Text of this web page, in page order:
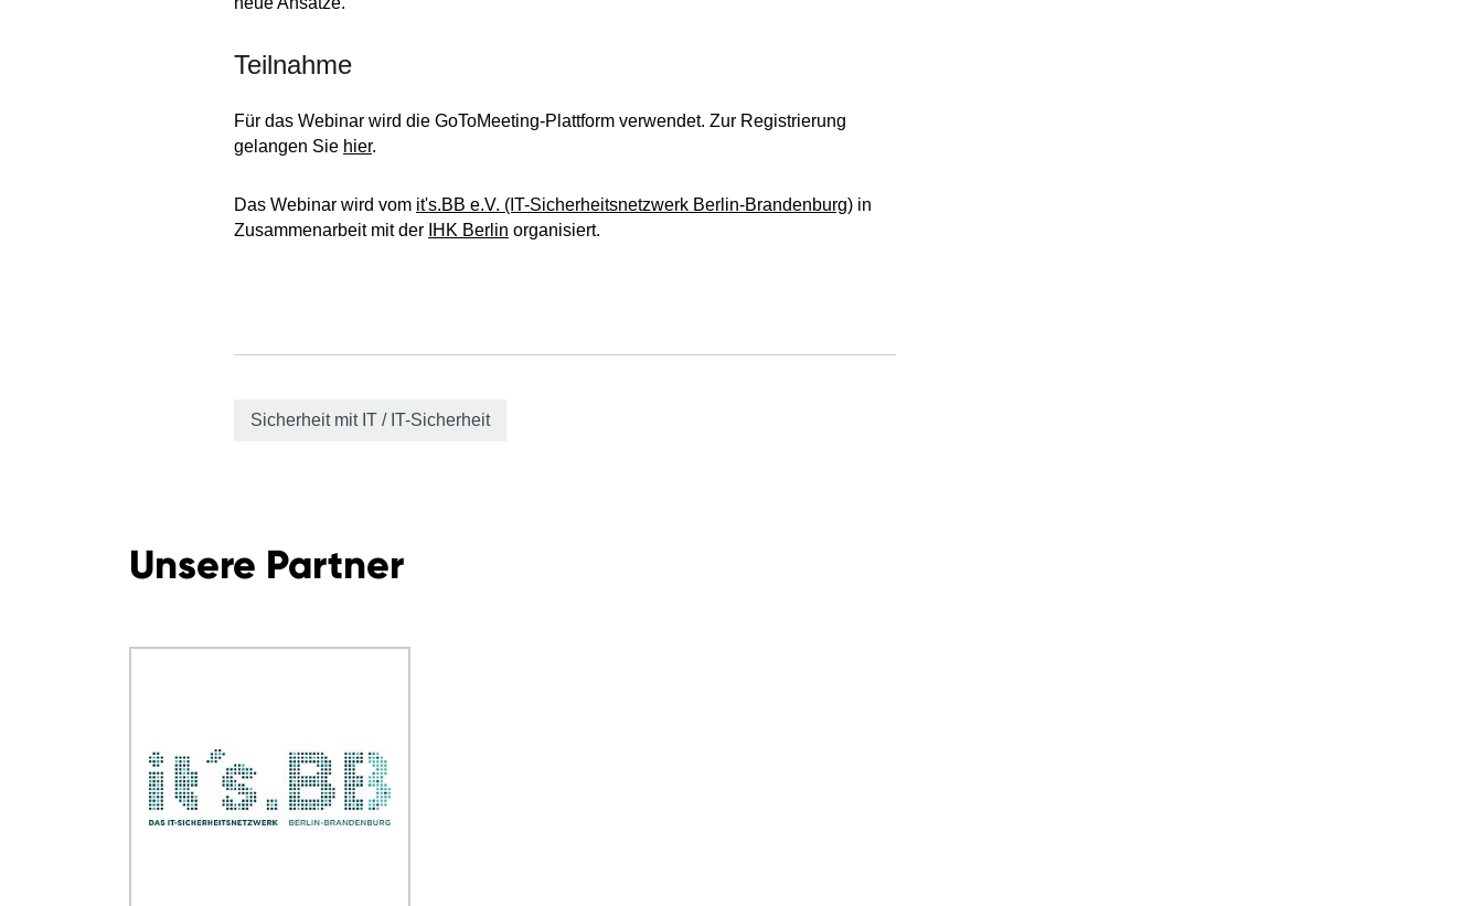
Teilnahme
Für das Webinar wird die GoToMeeting-Plattform verwendet. Zur Registrierung
gelangen Sie hier.
Das Webinar wird vom it's.BB e.V. (IT-Sicherheitsnetzwerk Berlin-Brandenburg) in
Zusammenarbeit mit der IHK Berlin organisiert.
Sicherheit mit IT / IT-Sicherheit
Unsere Partner